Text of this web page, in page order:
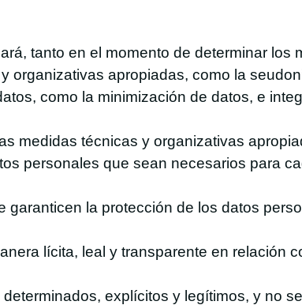
tanto en el momento de determinar los
organizativas apropiadas, como la
como la minimización de datos, e
medidas técnicas y organizativas
personales que sean necesarios para
garanticen la protección de los datos
lícita, leal y transparente en relación
explícitos y legítimos, y no